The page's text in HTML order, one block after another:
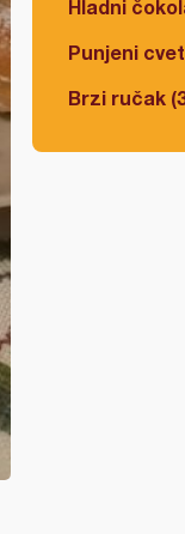
Hladni
Punjeni
Brzi ručak